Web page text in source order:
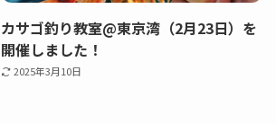
カサゴ釣り教室@東京湾（2月23日）を
開催しました！
2025年3月10日